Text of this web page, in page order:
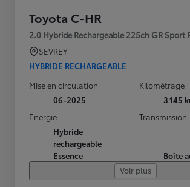
Toyota C-HR
2.0 Hybride Rechargeable 225ch GR Sport
SEVREY
HYBRIDE RECHARGEABLE
Mise en circulation
06-2025
Kilométrage
3 145
Energie
Hybride
rechargeable
Essence
Transmission
Boîte
Voir plus